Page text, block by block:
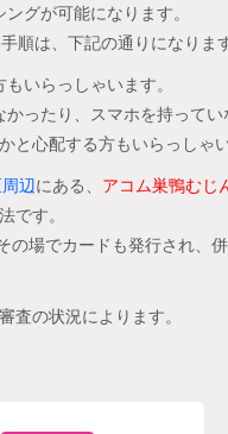
グが可能になります。
順は、下記の通りになります
いらっしゃいます。
ったり、スマホを持ってい
心配する方もいらっしゃい
辺にある、 アコム巣鴨むじ
です。
の場でカードも発行され、
査の状況によります。